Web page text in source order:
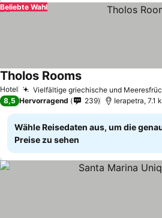
Beliebte Wahl
Hotel Vielfältige griechische und
Tholos Rooms
8,5 Hervorragend 239 Ierapetra, 7.1
Wähle Reisedaten aus, um die
Preise zu sehen